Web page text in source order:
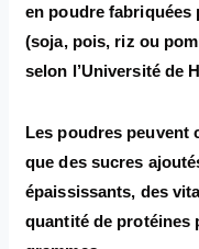
en poudre fabriquées
(soja, pois, riz ou
selon l’Université de
Les poudres peuvent
que des sucres
épaississants, des
quantité de protéines